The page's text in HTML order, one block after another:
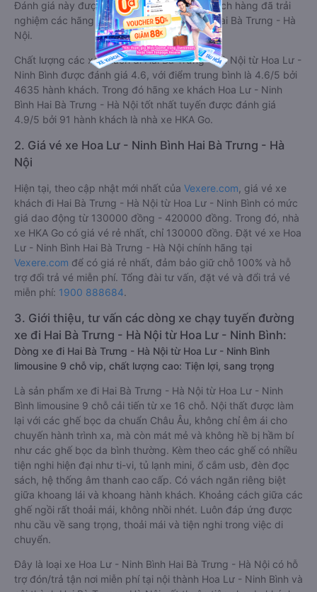
Đánh giá này được viết trực tiếp bởi các khách hàng đã trải
nghiệm các hãng Xe Hoa Lư - Ninh Bình đi Hai Bà Trưng - Hà
Nội.
Chất lượng các xe khách đi Hai Bà Trưng - Hà Nội từ Hoa Lư -
Ninh Bình được đánh giá 4.6, với điểm trung bình là 4.6/5 bởi
4635 hành khách. Trong đó hãng xe khách Hoa Lư - Ninh
Bình Hai Bà Trưng - Hà Nội tốt nhất tuyến được đánh giá
4.9/5 bởi 91 hành khách là nhà xe HKA Go.
2. Giá vé xe Hoa Lư - Ninh Bình Hai Bà Trưng - Hà
Nội
Hiện tại, theo cập nhật mới nhất của Vexere.com , giá vé xe
khách đi Hai Bà Trưng - Hà Nội từ Hoa Lư - Ninh Bình có mức
giá dao động từ 130000 đồng - 420000 đồng. Trong đó, nhà
xe HKA Go có giá vé rẻ nhất, chỉ 130000 đồng. Đặt vé xe Hoa
Lư - Ninh Bình Hai Bà Trưng - Hà Nội chính hãng tại
Vexere.com để có giá rẻ nhất, đảm bảo giữ chỗ 100% và hỗ
trợ đổi trả vé miễn phí. Tổng đài tư vấn, đặt vé và đổi trả vé
miễn phí: 1900 888684.
3. Giới thiệu, tư vấn các dòng xe chạy tuyến đường
xe đi Hai Bà Trưng - Hà Nội từ Hoa Lư - Ninh Bình:
Dòng xe đi Hai Bà Trưng - Hà Nội từ Hoa Lư - Ninh Bình
limousine 9 chỗ vip, chất lượng cao: Tiện lợi, sang trọng
Là sản phẩm xe đi Hai Bà Trưng - Hà Nội từ Hoa Lư - Ninh
Bình limousine 9 chỗ cải tiến từ xe 16 chỗ. Nội thất được làm
lại với các ghế bọc da chuẩn Châu Âu, không chỉ êm ái cho
chuyến hành trình xa, mà còn mát mẻ và không hề bị hầm bí
như các ghế bọc da bình thường. Kèm theo các ghế có nhiều
tiện nghi hiện đại như ti-vi, tủ lạnh mini, ổ cắm usb, đèn đọc
sách, hệ thống âm thanh cao cấp. Có vách ngăn riêng biệt
giữa khoang lái và khoang hành khách. Khoảng cách giữa các
ghế ngồi rất thoải mái, không nhồi nhét. Luôn đáp ứng được
nhu cầu về sang trọng, thoải mái và tiện nghi trong việc di
chuyển.
Đây là loại xe Hoa Lư - Ninh Bình Hai Bà Trưng - Hà Nội có hỗ
trợ đón/trả tận nơi miễn phí tại nội thành Hoa Lư - Ninh Bình và